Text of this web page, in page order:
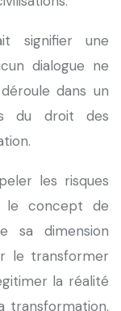
signifier une
dialogue ne
dans un
du droit des
les risques
le concept de
sa dimension
le transformer
la réalité
transformation.